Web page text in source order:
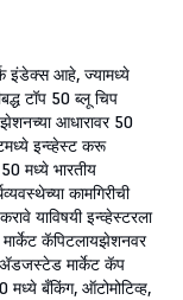
इंडेक्स आहे, ज्यामध्ये
टॉप 50 ब्लू चिप
आधारावर 50
इन्व्हेस्ट करू
50 मध्ये भारतीय
कामगिरीची
याविषयी इन्व्हेस्टरला
मार्केट कॅपिटलायझेशनवर
मार्केट कॅप
मध्ये बँकिंग, ऑटोमोटिव्ह,